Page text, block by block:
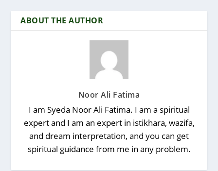
ABOUT THE AUTHOR
Noor Ali Fatima
I am Syeda Noor Ali Fatima. I am a spiritual
expert and I am an expert in istikhara, wazifa,
and dream interpretation, and you can get
spiritual guidance from me in any problem.